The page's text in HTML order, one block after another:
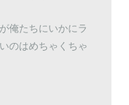
俺たちにいかにラ
のはめちゃくちゃ